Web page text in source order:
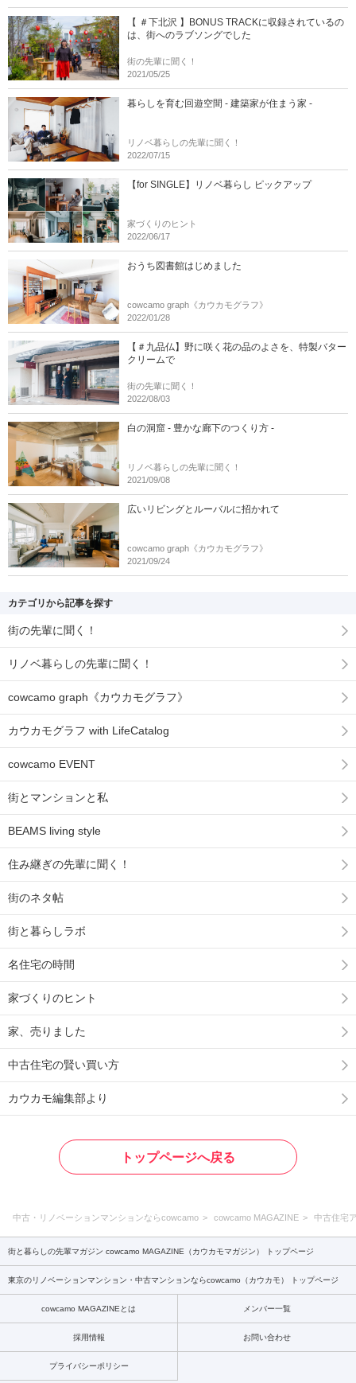
【 ＃下北沢 】BONUS TRACKに収録されているの
は、街へのラブソングでした
街の先輩に聞く！
2021/05/25
暮らしを育む回遊空間 - 建築家が住まう家 -
リノベ暮らしの先輩に聞く！
2022/07/15
【for SINGLE】リノベ暮らし ピックアップ
家づくりのヒント
2022/06/17
おうち図書館はじめました
cowcamo graph《カウカモグラフ》
2022/01/28
【＃九品仏】野に咲く花の品のよさを、特製バター
クリームで
街の先輩に聞く！
2022/08/03
白の洞窟 - 豊かな廊下のつくり方 -
リノベ暮らしの先輩に聞く！
2021/09/08
広いリビングとルーバルに招かれて
cowcamo graph《カウカモグラフ》
2021/09/24
カテゴリから記事を探す
街の先輩に聞く！
リノベ暮らしの先輩に聞く！
cowcamo graph《カウカモグラフ》
カウカモグラフ with LifeCatalog
cowcamo EVENT
街とマンションと私
BEAMS living style
住み継ぎの先輩に聞く！
街のネタ帖
街と暮らしラボ
名住宅の時間
家づくりのヒント
家、売りました
中古住宅の賢い買い方
カウカモ編集部より
トップページへ戻る
中古・リノベーションマンションならcowcamo cowcamo MAGAZINE 中古住宅
街と暮らしの先輩マガジン cowcamo MAGAZINE（カウカモマガジン） トップページ
東京のリノベーションマンション・中古マンションならcowcamo（カウカモ） トップページ
cowcamo MAGAZINEとは メンバー一覧
採用情報 お問い合わせ
プライバシーポリシー